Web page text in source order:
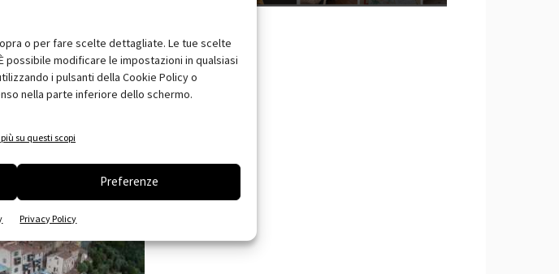
o per fare scelte dettagliate. Le tue scelte
possibile modificare le impostazioni in qualsiasi
i pulsanti della Cookie Policy o
nella parte inferiore dello schermo.
su questi scopi
Preferenze
Privacy Policy
al Salone del